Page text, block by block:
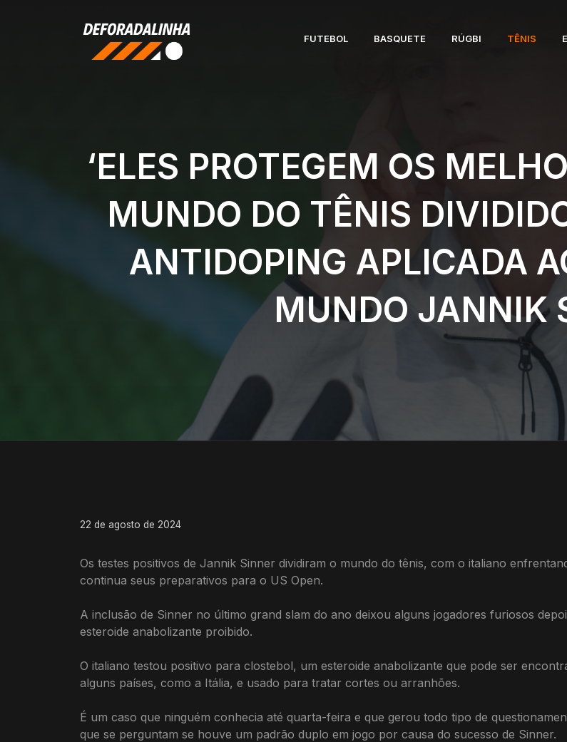
FUTEBOL BASQUETE RÚGBI TÊNIS
‘ELES PROTEGEM OS
MUNDO DO TÊNIS
ANTIDOPING APLICADA
MUNDO JANNIK
22 de agosto de 2024
Os testes positivos de Jannik Sinner dividiram o mundo do tênis, com o italiano
continua seus preparativos para o US Open.
A inclusão de Sinner no último grand slam do ano deixou alguns jogadores furiosos
esteroide anabolizante proibido.
O italiano testou positivo para clostebol, um esteroide anabolizante que pode ser
alguns países, como a Itália, e usado para tratar cortes ou arranhões.
É um caso que ninguém conhecia até quarta-feira e que gerou todo tipo de
que se perguntam se houve um padrão duplo em jogo por causa do sucesso de Sinner.